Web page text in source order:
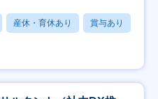
産休・育休あり 賞与あり